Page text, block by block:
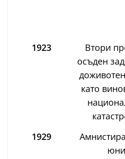
1923
Втори
осъден
като
1929